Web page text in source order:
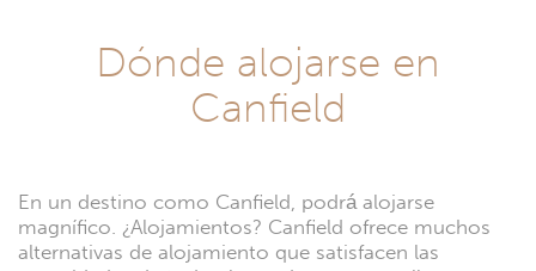
Dónde alojarse en
Canfield
En un destino como Canfield, podrá alojarse
magnífico. ¿Alojamientos? Canfield ofrece muchos
alternativas de alojamiento que satisfacen las